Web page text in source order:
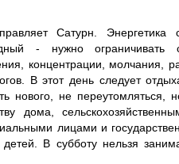
Сатурн. Энергетика
- нужно ограничивать
концентрации, молчания,
В этот день следует
нового, не переутомляться,
дома,
лицами и
В субботу нельзя